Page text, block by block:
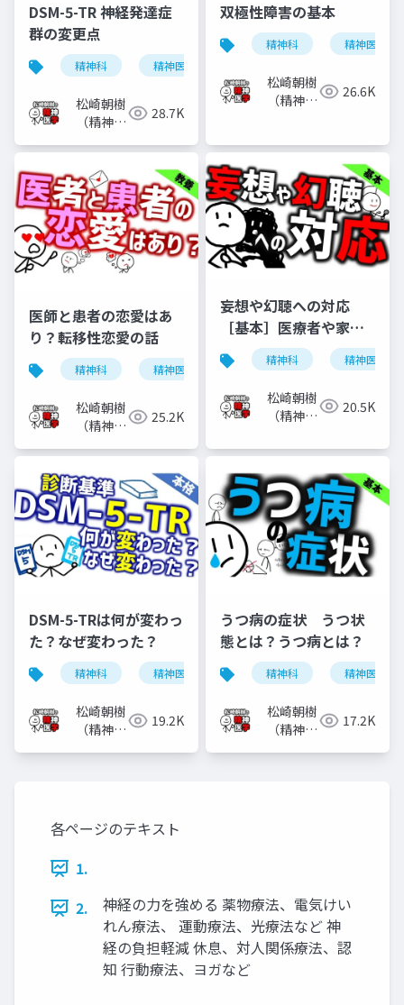
DSM-5-TR 神経発達症
群の変更点
精神科 精神医学
松崎朝樹
（精神科
28.7K
双極性障害の基本
精神科 精神医学
松崎朝樹
（精神科
26.6K
医師と患者の恋愛はあ
り？転移性恋愛の話
精神科 精神医学 転移性恋愛 恋愛
松崎朝樹
（精神科
25.2K
妄想や幻聴への対応
［基本］医療者や家族
などがどう対応すべき
か
精神科 精神医学
松崎朝樹
（精神科
20.5K
DSM-5-TRは何が変わっ
た？なぜ変わった？
精神科 精神医学 dsm-5-tr dsm-5
松崎朝樹
（精神科
19.2K
うつ病の症状 うつ状
態とは？うつ病とは？
精神科 精神医学
松崎朝樹
（精神科
17.2K
各ページのテキスト
1.
2.
神経の力を強める 薬物療法、電気けい
れん療法、 運動療法、光療法など 神
経の負担軽減 休息、対人関係療法、認
知 行動療法、ヨガなど